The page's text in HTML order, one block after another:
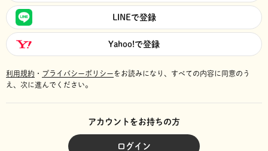
LINEで登録
Yahoo!で登録
利用規約 ・ プライバシーポリシーをお読みになり、 すべての内容に同意のう
え、次に進んでください。
アカウントをお持ちの方
ログイン